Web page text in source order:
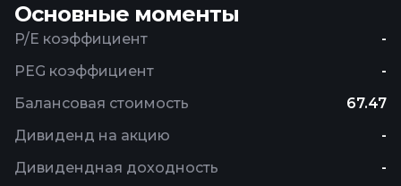
Основные моменты
P/E коэффициент
-
PEG коэффициент
-
Балансовая стоимость
67.47
Дивиденд на акцию
-
Дивидендная доходность
-